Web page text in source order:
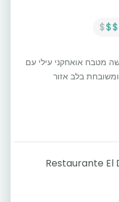
$
מטבח אואחקני עילי עם
בלב אזור
Restaurante El